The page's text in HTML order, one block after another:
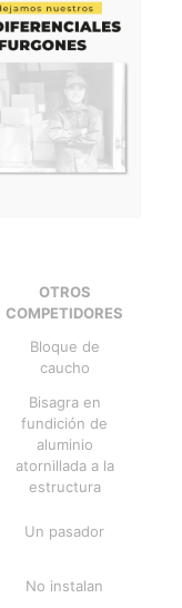
OTROS
COMPETIDORES
Bloque de
caucho
Bisagra en
fundición de
aluminio
atornillada a la
estructura
Un pasador
No instalan